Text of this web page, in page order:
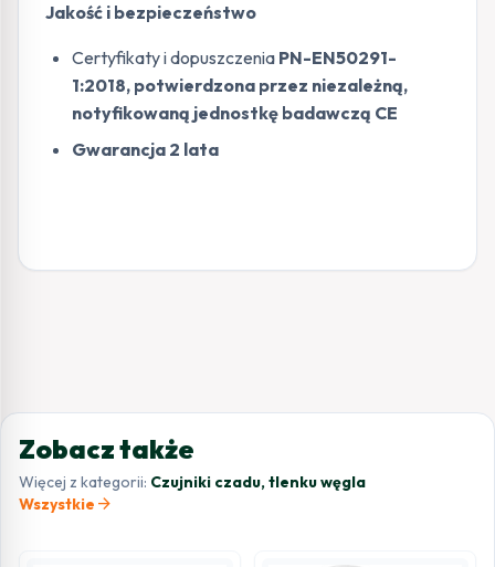
Jakość i bezpieczeństwo
Certyfikaty i dopuszczenia PN-EN50291-
1:2018, potwierdzona przez niezależną,
notyfikowaną jednostkę badawczą CE
Gwarancja 2 lata
Zobacz także
Więcej z kategorii: Czujniki czadu, tlenku węgla
Wszystkie arrow_forward